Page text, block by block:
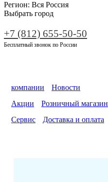
Регион: Вся Россия
Выбрать город
+7 (812) 655-50-50
Бесплатный звонок по России
компании
Новости
Акции
Розничный магазин
Сервис
Доставка и оплата